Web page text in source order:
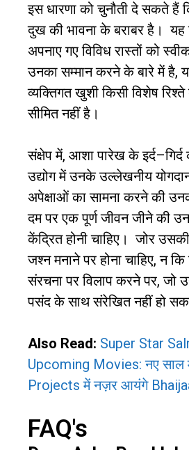
इस धारणा को चुनौती दे सकते हैं
दुख की भावना के बराबर है। यह
अपनाए गए विविध रास्तों को
उनका सम्मान करने के बारे में है,
व्यक्तिगत खुशी किसी विशेष
सीमित नहीं है।
संक्षेप में, आशा पारेख के इर्द–
उद्योग में उनके उल्लेखनीय
अपेक्षाओं का सामना करने की
दम पर एक पूर्ण जीवन जीने की
केंद्रित होनी चाहिए। जोर
जश्न मनाने पर होना चाहिए,न कि
संरचना पर विलाप करने पर,जो
पसंद के साथ संरेखित नहीं हो
Also Read: Super Star
Upcoming Movies: नए साल
Projects में नज़र आयंगे
FAQ's